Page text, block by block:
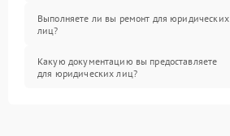
Выполняете ли вы ремонт для юридических
лиц?
Какую документацию вы предоставляете
для юридических лиц?